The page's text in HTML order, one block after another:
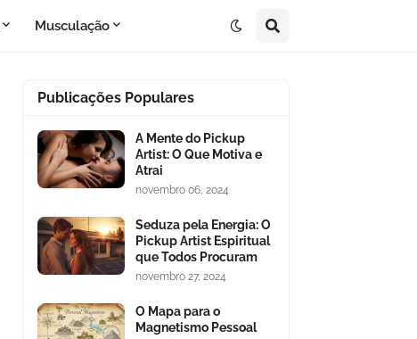
Musculação
Publicações Populares
A Mente do Pickup
Artist: O Que Motiva e
Atrai
novembro 06, 2024
Seduza pela Energia: O
Pickup Artist Espiritual
que Todos Procuram
novembro 27, 2024
O Mapa para o
Magnetismo Pessoal